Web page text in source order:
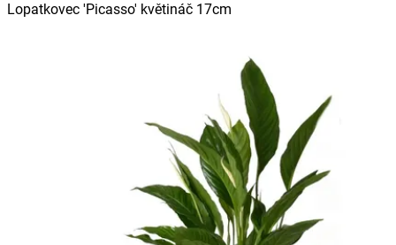
Lopatkovec 'Picasso' květináč 17cm